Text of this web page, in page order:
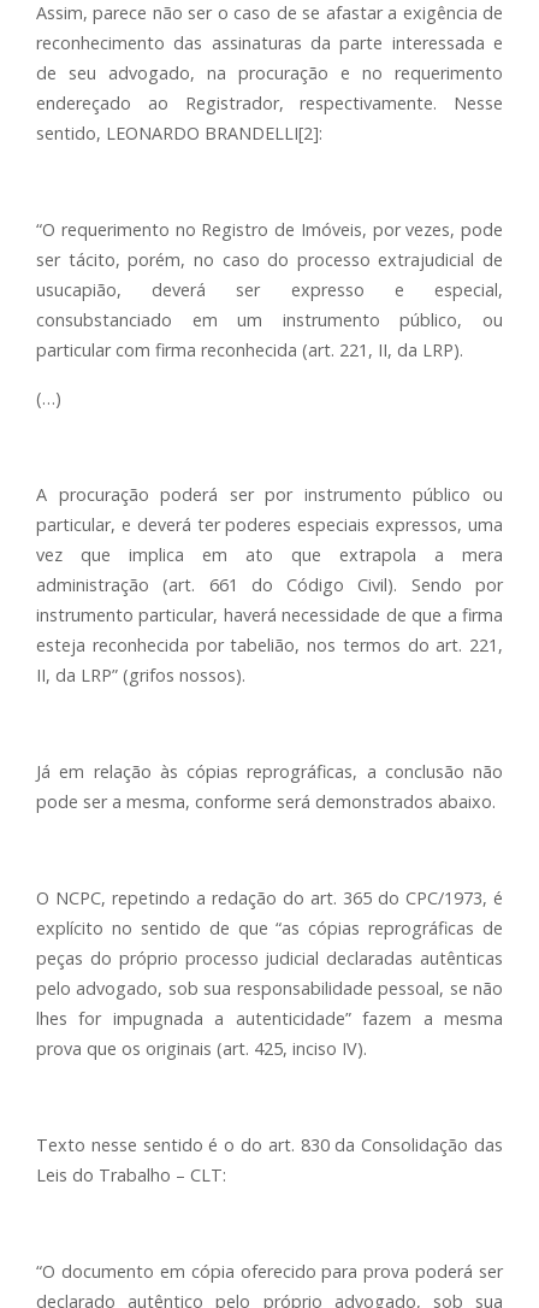
Assim, parece não ser o caso de se afastar a exigência de
reconhecimento das assinaturas da parte interessada e
de seu advogado, na procuração e no requerimento
endereçado ao Registrador, respectivamente. Nesse
sentido, LEONARDO BRANDELLI[2]:
“O requerimento no Registro de Imóveis, por vezes, pode
ser tácito, porém, no caso do processo extrajudicial de
usucapião, deverá ser expresso e especial,
consubstanciado em um instrumento público, ou
particular com firma reconhecida (art. 221, II, da LRP).
(…)
A procuração poderá ser por instrumento público ou
particular, e deverá ter poderes especiais expressos, uma
vez que implica em ato que extrapola a mera
administração (art. 661 do Código Civil). Sendo por
instrumento particular, haverá necessidade de que a firma
esteja reconhecida por tabelião, nos termos do art. 221,
II, da LRP” (grifos nossos).
Já em relação às cópias reprográficas, a conclusão não
pode ser a mesma, conforme será demonstrados abaixo.
O NCPC, repetindo a redação do art. 365 do CPC/1973, é
explícito no sentido de que “as cópias reprográficas de
peças do próprio processo judicial declaradas autênticas
pelo advogado, sob sua responsabilidade pessoal, se não
lhes for impugnada a autenticidade” fazem a mesma
prova que os originais (art. 425, inciso IV).
Texto nesse sentido é o do art. 830 da Consolidação das
Leis do Trabalho – CLT:
“O documento em cópia oferecido para prova poderá ser
declarado autêntico pelo próprio advogado, sob sua